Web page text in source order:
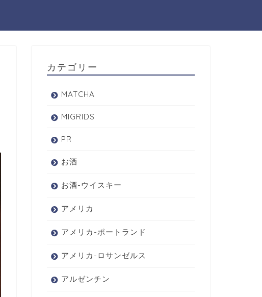
カテゴリー
MATCHA
MIGRIDS
PR
お酒
お酒-ウイスキー
アメリカ
アメリカ-ポートランド
アメリカ-ロサンゼルス
アルゼンチン